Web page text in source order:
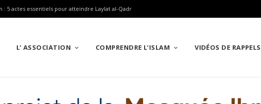
: 5 actes essentiels pour atteindre Laylat al-Qadr
L’ ASSOCIATION COMPRENDRE L’ISLAM VIDÉOS DE RAPPELS